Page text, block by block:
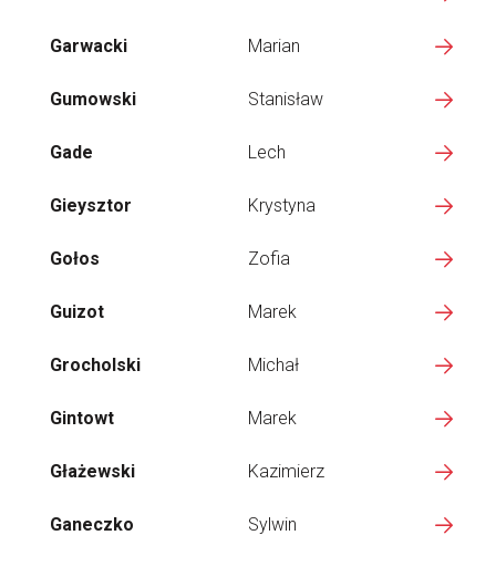
Garwacki Marian
Gumowski Stanisław
Gade Lech
Gieysztor Krystyna
Gołos Zofia
Guizot Marek
Grocholski Michał
Gintowt Marek
Głażewski Kazimierz
Ganeczko Sylwin